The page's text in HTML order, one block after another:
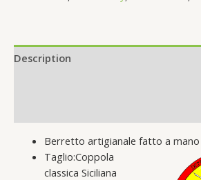
Description
Berretto artigianale fatto a mano
Taglio:Coppola
classica Siciliana